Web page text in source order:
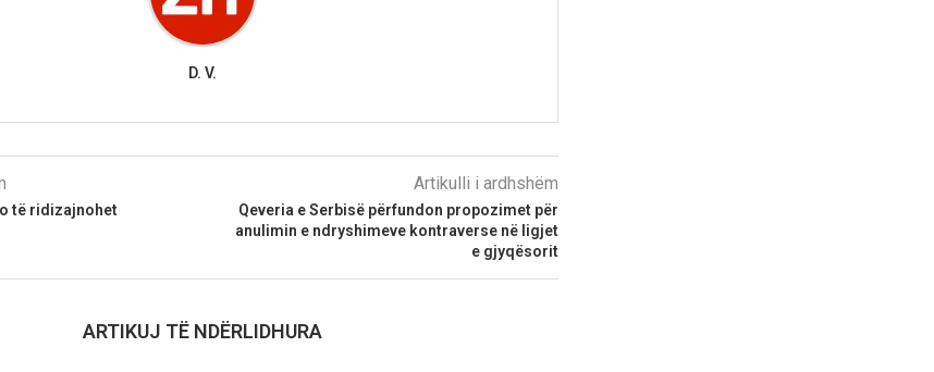
D. V.
të ridizajnohet
Artikulli i ardhshëm
Qeveria e Serbisë përfundon propozimet për
anulimin e ndryshimeve kontraverse në ligjet
e gjyqësorit
ARTIKUJ TË NDËRLIDHURA